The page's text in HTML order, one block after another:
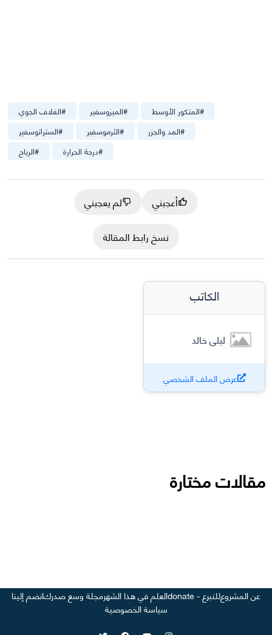
#الغلاف الجوي #الميزوسفير #المتكور الأوسط
#الستراتوسفير #الثرموسفير #المد والجزر
#الرياح #درجة الحرارة
أعجبني
لم يعجبني
نسخ رابط المقالة
الكاتب
ليلى خالد
عرض الملف الشخصي
مقالات مختارة
عن المشروعللتبرع - donate العلم في هذا الشهرمجلة وسع صدركانضم إلينا
سياسة الخصوصية